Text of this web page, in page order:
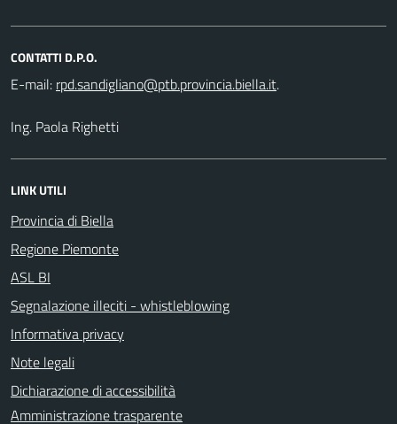
CONTATTI D.P.O.
E-mail:
.
Ing. Paola Righetti
LINK UTILI
Provincia di Biella
Regione Piemonte
ASL BI
Segnalazione illeciti - whistleblowing
Informativa privacy
Note legali
Dichiarazione di accessibilità
Amministrazione trasparente